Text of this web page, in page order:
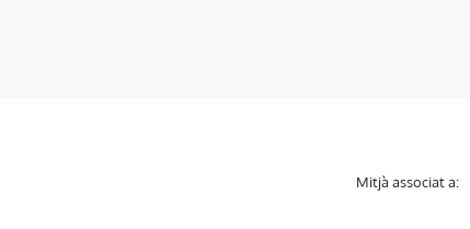
Mitjà associat a: